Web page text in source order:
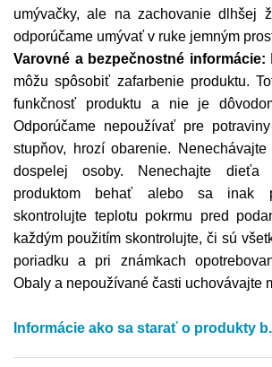
umývačky, ale na zachovanie dlhšej
odporúčame umývať v ruke jemným
Varovné a bezpečnostné informácie:
môžu spôsobiť zafarbenie produktu.
funkčnosť produktu a nie je
Odporúčame nepoužívať pre
stupňov, hrozí obarenie.
dospelej osoby. Nenechajte
produktom behať alebo sa inak
skontrolujte teplotu pokrmu pred
každým použitím skontrolujte, či sú
poriadku a pri známkach
Obaly a nepoužívané časti uchovávajte
Informácie ako sa starať o produkty